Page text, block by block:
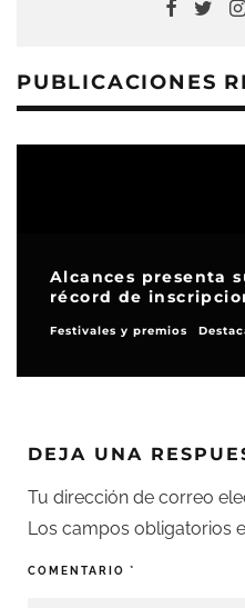
PUBLICACIONES
Reconquista’ ha
participar en el
Noticias
DEJA UNA
Tu dirección de correo
Los campos obligatorios
COMENTARIO *